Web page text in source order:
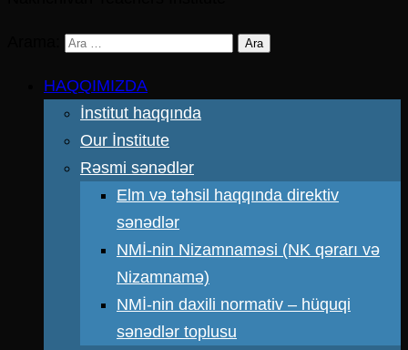
HAQQIMIZDA
İnstitut haqqında
Our İnstitute
Rəsmi sənədlər
Elm və təhsil haqqında direktiv
sənədlər
NMİ-nin Nizamnaməsi (NK qərarı və
Nizamnamə)
NMİ-nin daxili normativ – hüquqi
sənədlər toplusu